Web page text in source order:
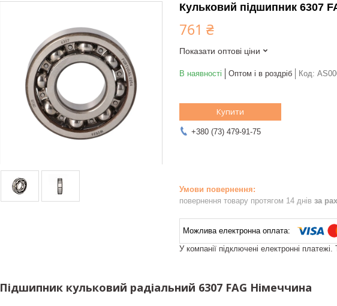
Кульковий підшипник 6307
761 ₴
Показати оптові ціни
В наявності Оптом і в роздріб Код:
Купити
+380 (73) 479-91-75
повернення товару протягом 14 днів за
У компанії підключені електронні
Підшипник кульковий радіальний 6307 FAG Німеччина